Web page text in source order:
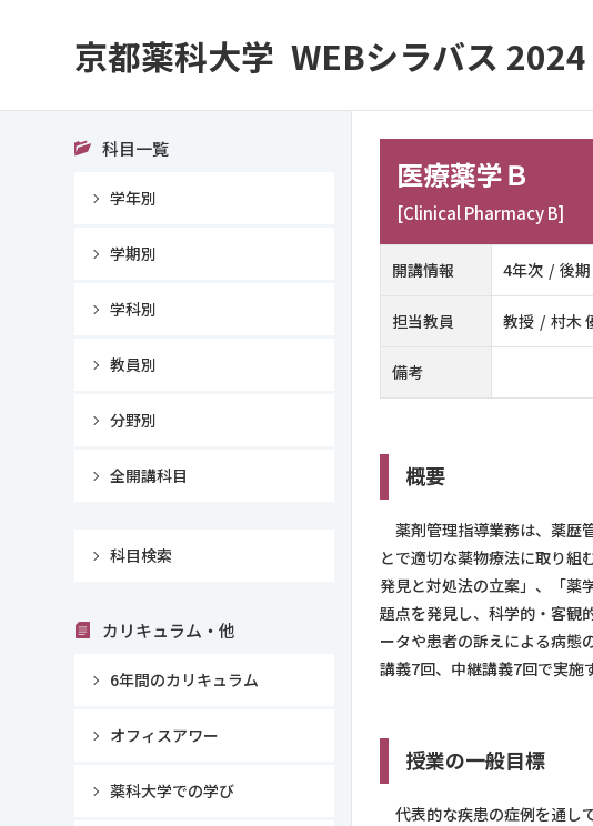
京都薬科大学 WEBシラバス 2024
科目一覧
学年別
学期別
学科別
教員別
分野別
全開講科目
科目検索
カリキュラム・他
6年間のカリキュラム
オフィスアワー
薬科大学での学び
医療薬学Ｂ
[Clinical Pharmacy B]
開講情報 4年次 後期
担当教員 教授 村木
備考
概要
薬剤管理指導業務は、薬歴
とで適切な薬物療法に取り組
発見と対処法の立案」、「薬
題点を発見し、科学的・客観
ータや患者の訴えによる病態
講義7回、中継講義7回で実施
授業の一般目標
代表的な疾患の症例を通し